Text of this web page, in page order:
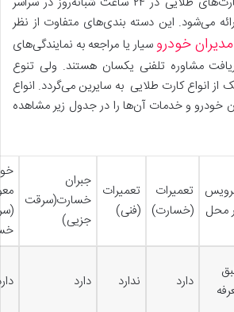
می‌شود. این دسته بندی‌های متفاوت از نظر
خودرو سیار یا مراجعه به نمایندگی‌های
مشاوره تلفنی یکسان هستند. ولی تنوع
انواع کارت طلایی به سایرین می‌گردد. انواع
خودرو و خدمات آن‌ها را در جدول زیر مشاهده
محل
تعمیرات
(خسارت)
تعمیرات
(فنی)
جبران
خسارت(سرقت
جزیی)
دارد ندارد دارد